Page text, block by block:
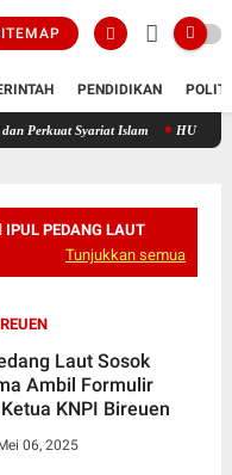
PENDIDIKAN
Syariat Islam HUT Ke-53, PT
IPUL PEDANG LAUT
Tunjukkan semua
Laut Sosok
Ambil Formulir
KNPI Bireuen
06, 2025